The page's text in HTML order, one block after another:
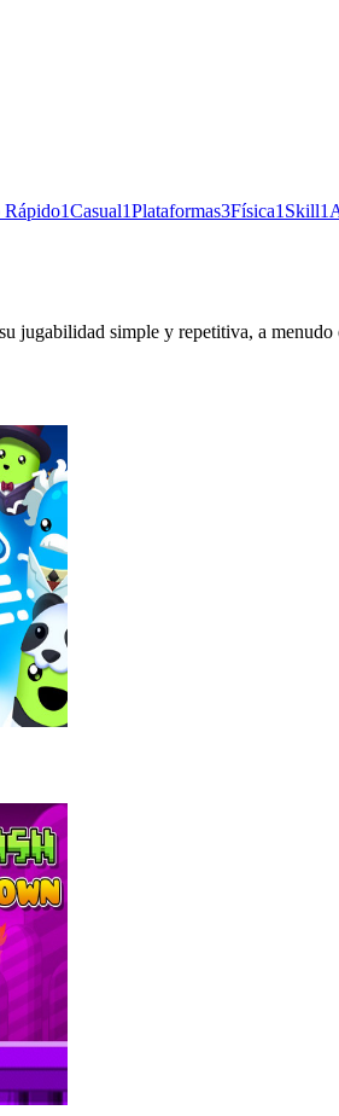
1Casual1Plataformas3Física1 Skill1
jugabilidad simple y repetitiva, a